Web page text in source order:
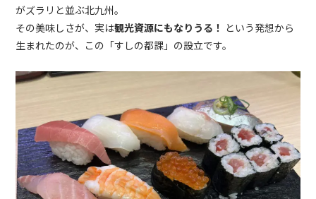
がズラリと並ぶ北九州。
その美味しさが、実は観光資源にもなりうる！ という発想から
生まれたのが、この「すしの都課」の設立です。